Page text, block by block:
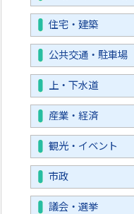
住宅・建築
公共交通・駐車場
上・下水道
産業・経済
観光・イベント
市政
議会・選挙